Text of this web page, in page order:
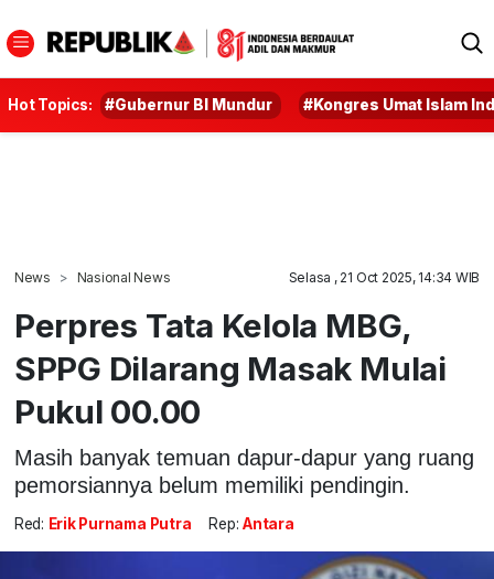
Hot Topics: #Gubernur BI Mundur #Kongres Umat Islam
News Nasional News Selasa , 21 Oct 2025, 14:34 WIB
Perpres Tata Kelola MBG,
SPPG Dilarang Masak Mulai
Pukul 00.00
Masih banyak temuan dapur-dapur yang ruang
pemorsiannya belum memiliki pendingin.
Red: Erik Purnama Putra Rep: Antara